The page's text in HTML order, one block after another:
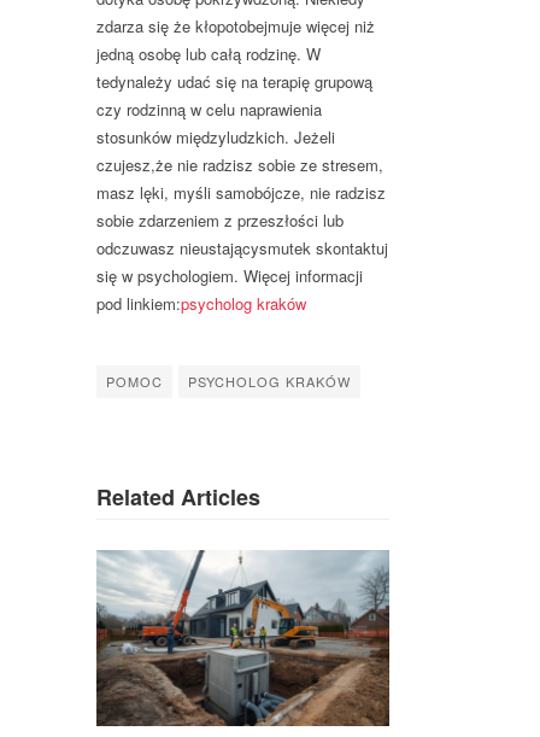
zdarza się że kłopotobejmuje więcej niż
jedną osobę lub całą rodzinę. W
tedynależy udać się na terapię grupową
czy rodzinną w celu naprawienia
stosunków międzyludzkich. Jeżeli
czujesz,że nie radzisz sobie ze stresem,
masz lęki, myśli samobójcze, nie radzisz
sobie zdarzeniem z przeszłości lub
odczuwasz nieustającysmutek skontaktuj
się w psychologiem. Więcej informacji
pod linkiem:psycholog kraków
POMOC PSYCHOLOG KRAKÓW
Related Articles